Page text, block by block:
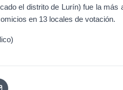
el distrito de Lurín) fue la
en 13 locales de votación.